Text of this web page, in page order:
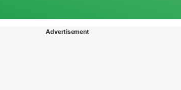
Advertisement